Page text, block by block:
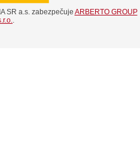
SR a.s. zabezpečuje ARBERTO GROUP